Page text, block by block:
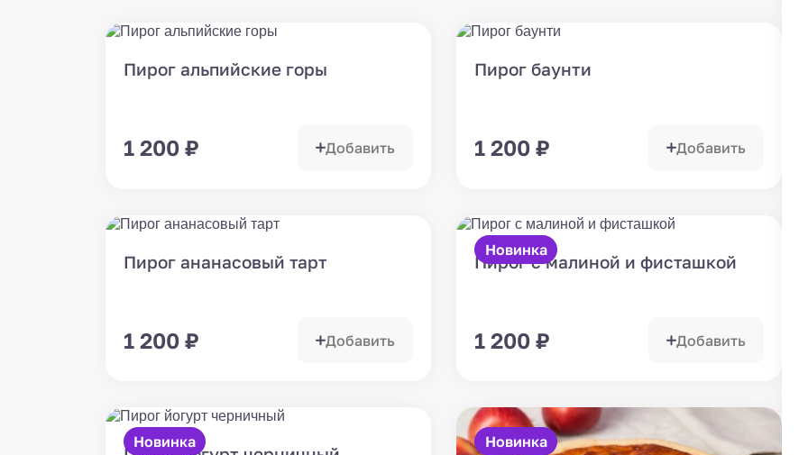
Пирог альпийские горы
1 200 ₽ Добавить
Пирог баунти
1 200 ₽ Добавить
Пирог ананасовый тарт
1 200 ₽ Добавить
Новинка
Пирог с малиной и фисташкой
1 200 ₽ Добавить
Новинка Новинка